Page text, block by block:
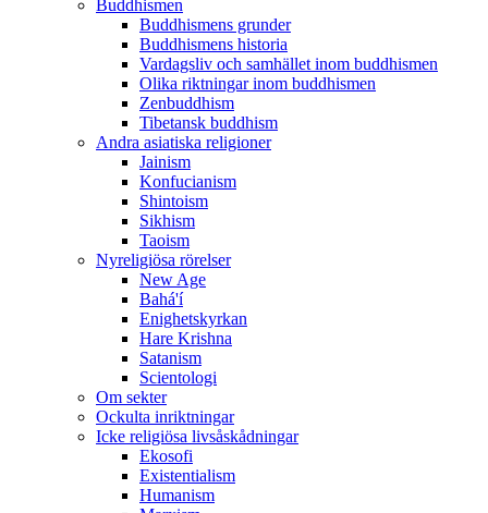
Buddhismen
Buddhismens grunder
Buddhismens historia
Vardagsliv och samhället inom buddhismen
Olika riktningar inom buddhismen
Zenbuddhism
Tibetansk buddhism
Andra asiatiska religioner
Jainism
Konfucianism
Shintoism
Sikhism
Taoism
Nyreligiösa rörelser
New Age
Bahá'í
Enighetskyrkan
Hare Krishna
Satanism
Scientologi
Om sekter
Ockulta inriktningar
Icke religiösa livsåskådningar
Ekosofi
Existentialism
Humanism